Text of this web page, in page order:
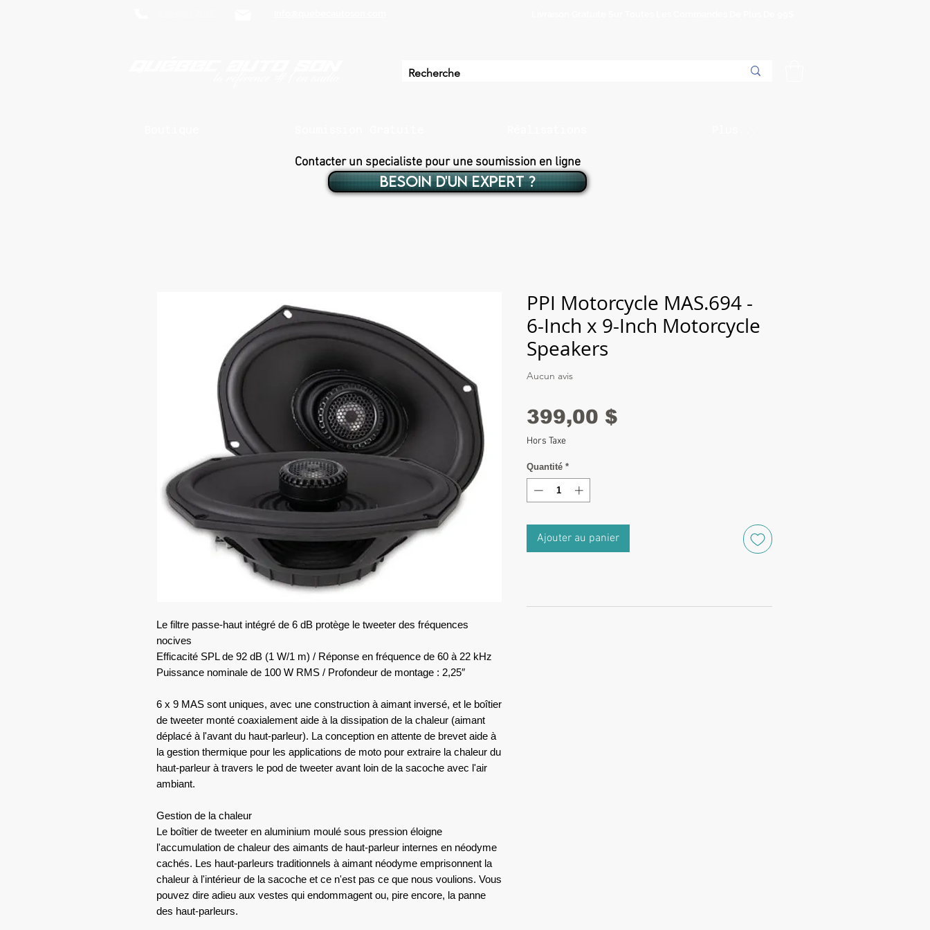
Contacter un specialiste pour une soumission en ligne
BESOIN D'UN EXPERT ?
Le filtre passe-haut intégré de 6 dB protège le tweeter des fréquences
nocives
Efficacité SPL de 92 dB (1 W/1 m) / Réponse en fréquence de 60 à 22 kHz
Puissance nominale de 100 W RMS / Profondeur de montage : 2,25″
6 x 9 MAS ​​sont uniques, avec une construction à aimant inversé, et le boîtier
de tweeter monté coaxialement aide à la dissipation de la chaleur (aimant
déplacé à l'avant du haut-parleur). La conception en attente de brevet aide à
la gestion thermique pour les applications de moto pour extraire la chaleur du
haut-parleur à travers le pod de tweeter avant loin de la sacoche avec l'air
ambiant.
Gestion de la chaleur
Le boîtier de tweeter en aluminium moulé sous pression éloigne
l'accumulation de chaleur des aimants de haut-parleur internes en néodyme
cachés. Les haut-parleurs traditionnels à aimant néodyme emprisonnent la
chaleur à l'intérieur de la sacoche et ce n'est pas ce que nous voulions. Vous
pouvez dire adieu aux vestes qui endommagent ou, pire encore, la panne
des haut-parleurs.
PPI Motorcycle MAS.694 -
6-Inch x 9-Inch Motorcycle
Speakers
Aucun avis
399,00 $
Hors Taxe
Quantité *
Ajouter au panier